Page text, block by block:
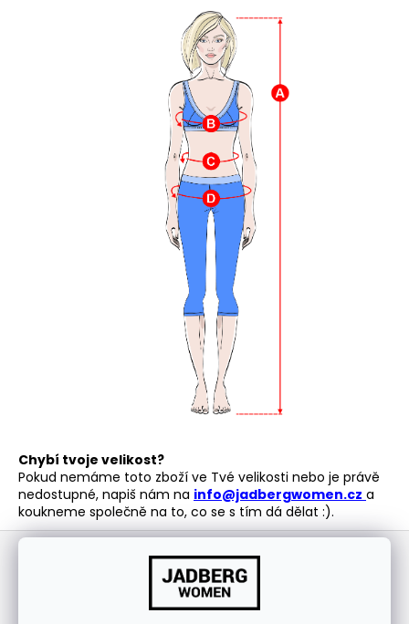
Chybí tvoje velikost?
Pokud nemáme toto zboží ve Tvé velikosti nebo je právě
nedostupné, napiš nám na info@jadbergwomen.cz a
koukneme společně na to, co se s tím dá dělat :).
HLEDAT
Z
Odebírat newsletter
Nezmeškejte žádné novinky či slevy!